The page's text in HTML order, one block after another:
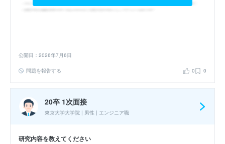
公開日：2026年7月6日
問題を報告する 0 0
20卒 1次面接
東京大学大学院 | 男性 | エンジニア職
研究内容を教えてください